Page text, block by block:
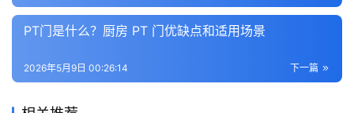
PT门是什么？厨房 PT 门优缺点和适用场景
下一篇
2026年5月9日 00:26:14